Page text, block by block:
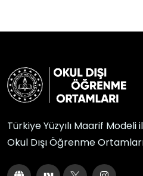
Türkiye Yüzyılı Maarif Modeli
Okul Dışı Öğrenme